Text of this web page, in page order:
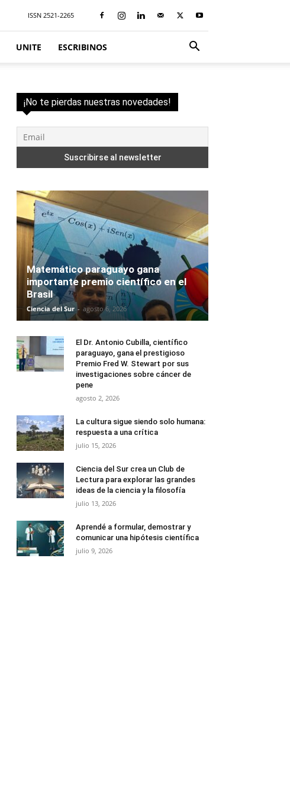
ISSN 2521-2265
UNITE ESCRIBINOS
¡No te pierdas nuestras novedades!
Matemático paraguayo gana
importante premio científico en el
Brasil
Ciencia del Sur - agosto 6, 2026
El Dr. Antonio Cubilla, científico
paraguayo, gana el prestigioso
Premio Fred W. Stewart por sus
investigaciones sobre cáncer de
pene
agosto 2, 2026
La cultura sigue siendo solo humana:
respuesta a una crítica
julio 15, 2026
Ciencia del Sur crea un Club de
Lectura para explorar las grandes
ideas de la ciencia y la filosofía
julio 13, 2026
Aprendé a formular, demostrar y
comunicar una hipótesis científica
julio 9, 2026